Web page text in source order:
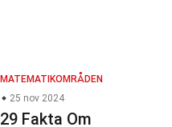
MATEMATIKOMRÅDEN
25 nov 2024
29 Fakta Om